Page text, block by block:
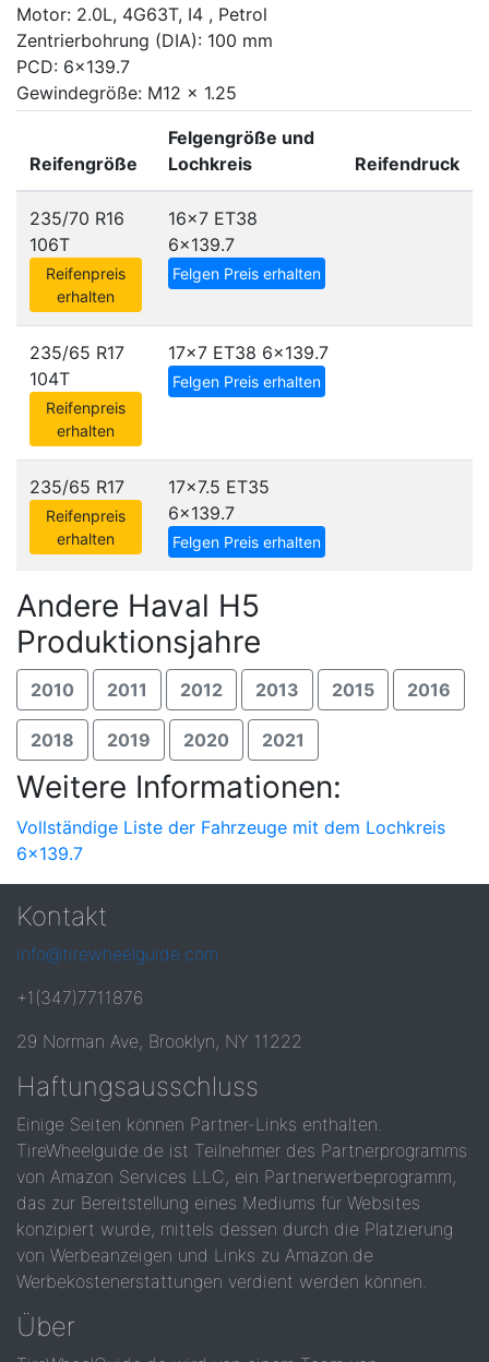
Motor: 2.0L, 4G63T, I4 , Petrol
Zentrierbohrung (DIA): 100 mm
PCD: 6x139.7
Gewindegröße: M12 x 1.25
Reifengröße
Felgengröße und
Lochkreis
Reifendruck
235/70 R16
106T
Reifenpreis
erhalten
16x7 ET38
6x139.7
Felgen Preis erhalten
235/65 R17
104T
Reifenpreis
erhalten
17x7 ET38 6x139.7
Felgen Preis erhalten
235/65 R17
Reifenpreis
erhalten
17x7.5 ET35
6x139.7
Felgen Preis erhalten
Andere Haval H5
Produktionsjahre
2010 2011 2012 2013 2015 2016
2018 2019 2020 2021
Weitere Informationen:
Vollständige Liste der Fahrzeuge mit dem Lochkreis
6x139.7
Kontakt
info@tirewheelguide.com
+1(347)7711876
29 Norman Ave, Brooklyn, NY 11222
Haftungsausschluss
Einige Seiten können Partner-Links enthalten.
TireWheelguide.de ist Teilnehmer des Partnerprogramms
von Amazon Services LLC, ein Partnerwerbeprogramm,
das zur Bereitstellung eines Mediums für Websites
konzipiert wurde, mittels dessen durch die Platzierung
von Werbeanzeigen und Links zu Amazon.de
Werbekostenerstattungen verdient werden können.
Über